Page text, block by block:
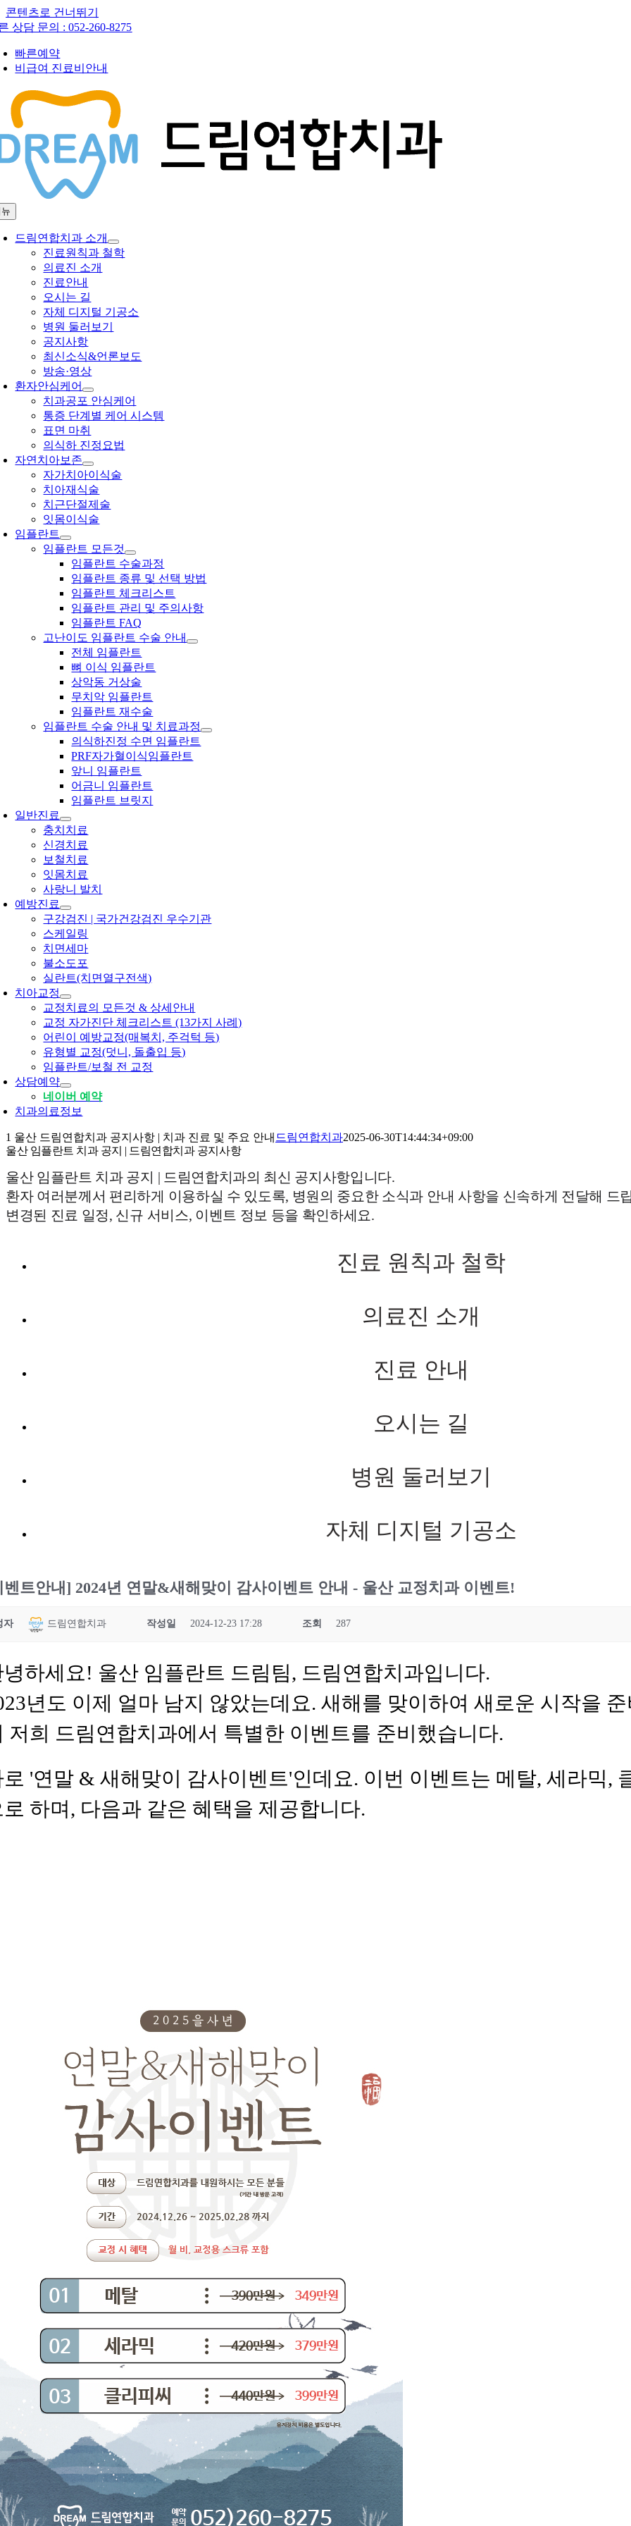
콘텐츠로 건너뛰기
상담 문의 :052-260-8275
빠른예약
비급여 진료비안내
드림연합치과 소개
진료원칙과 철학
의료진 소개
진료안내
오시는 길
자체 디지털 기공소
병원 둘러보기
공지사항
최신소식&언론보도
방송·영상
환자안심케어
치과공포 안심케어
통증 단계별 케어 시스템
표면 마취
의식하 진정요법
자연치아보존
자가치아이식술
치아재식술
치근단절제술
잇몸이식술
임플란트
임플란트 모든것
임플란트 수술과정
임플란트 종류 및 선택 방법
임플란트 체크리스트
임플란트 관리 및 주의사항
임플란트 FAQ
고난이도 임플란트 수술 안내
전체 임플란트
뼈 이식 임플란트
상악동 거상술
무치악 임플란트
임플란트 재수술
임플란트 수술 안내 및 치료과정
의식하진정 수면 임플란트
PRF자가혈이식임플란트
앞니 임플란트
어금니 임플란트
임플란트 브릿지
일반진료
충치치료
신경치료
보철치료
잇몸치료
사랑니 발치
예방진료
구강검진 | 국가건강검진 우수기관
스케일링
치면세마
불소도포
실란트(치면열구전색)
치아교정
교정치료의 모든것 & 상세안내
교정 자가진단 체크리스트 (13가지 사례)
어린이 예방교정(매복치, 주걱턱 등)
유형별 교정(덧니, 돌출입 등)
임플란트/보철 전 교정
상담예약
네이버 예약
치과의료정보
1 울산 드림연합치과 공지사항 | 치과 진료 및 주요 안내 드림연합치과2025-06-30T14:44:34+09:00
울산 임플란트 치과 공지 | 드림연합치과 공지사항
울산 임플란트 치과 공지 | 드림연합치과의 최신 공지사항입니다.
환자 여러분께서 편리하게 이용하실 수 있도록, 병원의 중요한 소식과 안내 사항을 신속하게 전달해 드
변경된 진료 일정, 신규 서비스, 이벤트 정보 등을 확인하세요.
진료 원칙과 철학
의료진 소개
진료 안내
오시는 길
병원 둘러보기
자체 디지털 기공소
벤트안내] 2024년 연말&새해맞이 감사이벤트 안내 - 울산 교정치과 이벤트!
자 드림연합치과 작성일 2024-12-23 17:28 조회 287
하세요! 울산 임플란트 드림팀, 드림연합치과입니다.
년도 이제 얼마 남지 않았는데요. 새해를 맞이하여 새로운 시작을
저희 드림연합치과에서 특별한 이벤트를 준비했습니다.
'연말 & 새해맞이 감사이벤트'인데요. 이번 이벤트는 메탈, 세라믹,
하며, 다음과 같은 혜택을 제공합니다.